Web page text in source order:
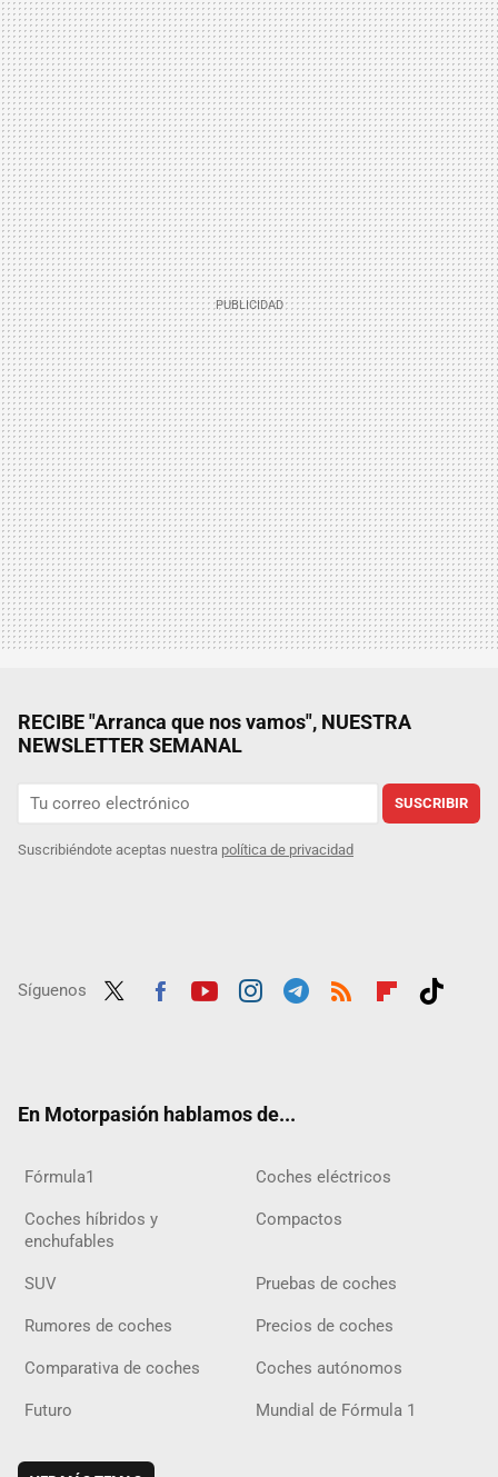
RECIBE "Arranca que nos vamos", NUESTRA
NEWSLETTER SEMANAL
SUSCRIBIR
Suscribiéndote aceptas nuestra política de privacidad
Síguenos
En Motorpasión hablamos de...
Fórmula1 Coches eléctricos
Coches híbridos y
enchufables
Compactos
SUV Pruebas de coches
Rumores de coches Precios de coches
Comparativa de coches Coches autónomos
Futuro Mundial de Fórmula 1